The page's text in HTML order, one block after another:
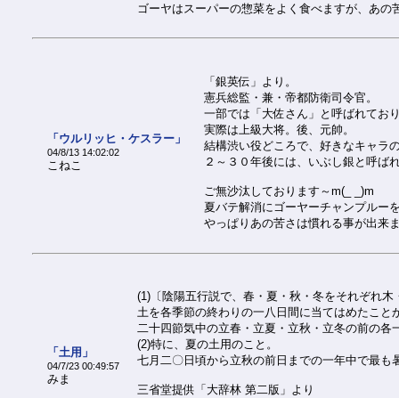
ゴーヤはスーパーの惣菜をよく食べますが、あの
「ウルリッヒ・ケスラー」
04/8/13 14:02:02
こねこ
「銀英伝」より。
憲兵総監・兼・帝都防衛司令官。
一部では「大佐さん」と呼ばれてお
実際は上級大将。後、元帥。
結構渋い役どころで、好きなキャラ
２～３０年後には、いぶし銀と呼ば
ご無沙汰しております～m(_ _)m
夏バテ解消にゴーヤーチャンプルー
やっぱりあの苦さは慣れる事が出来
「土用」
04/7/23 00:49:57
みま
(1)〔陰陽五行説で、春・夏・秋・冬をそれぞれ木
土を各季節の終わりの一八日間に当てはめたこと
二十四節気中の立春・立夏・立秋・立冬の前の各
(2)特に、夏の土用のこと。
七月二〇日頃から立秋の前日までの一年中で最も
三省堂提供「大辞林 第二版」より